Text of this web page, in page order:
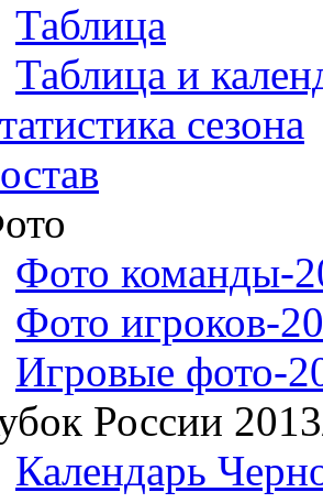
Таблица
Таблица и
сезона
Фото команды-
Фото игроков-
Игровые фото-
России
Календарь